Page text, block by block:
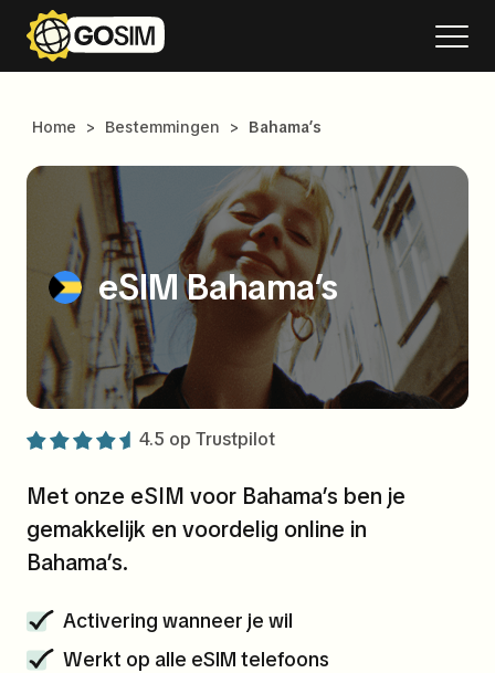
Home > Bestemmingen > Bahama’s
eSIM Bahama’s
4.5 op Trustpilot
Met onze eSIM voor Bahama’s ben je
gemakkelijk en voordelig online in
Bahama’s.
Activering wanneer je wil
Werkt op alle eSIM telefoons